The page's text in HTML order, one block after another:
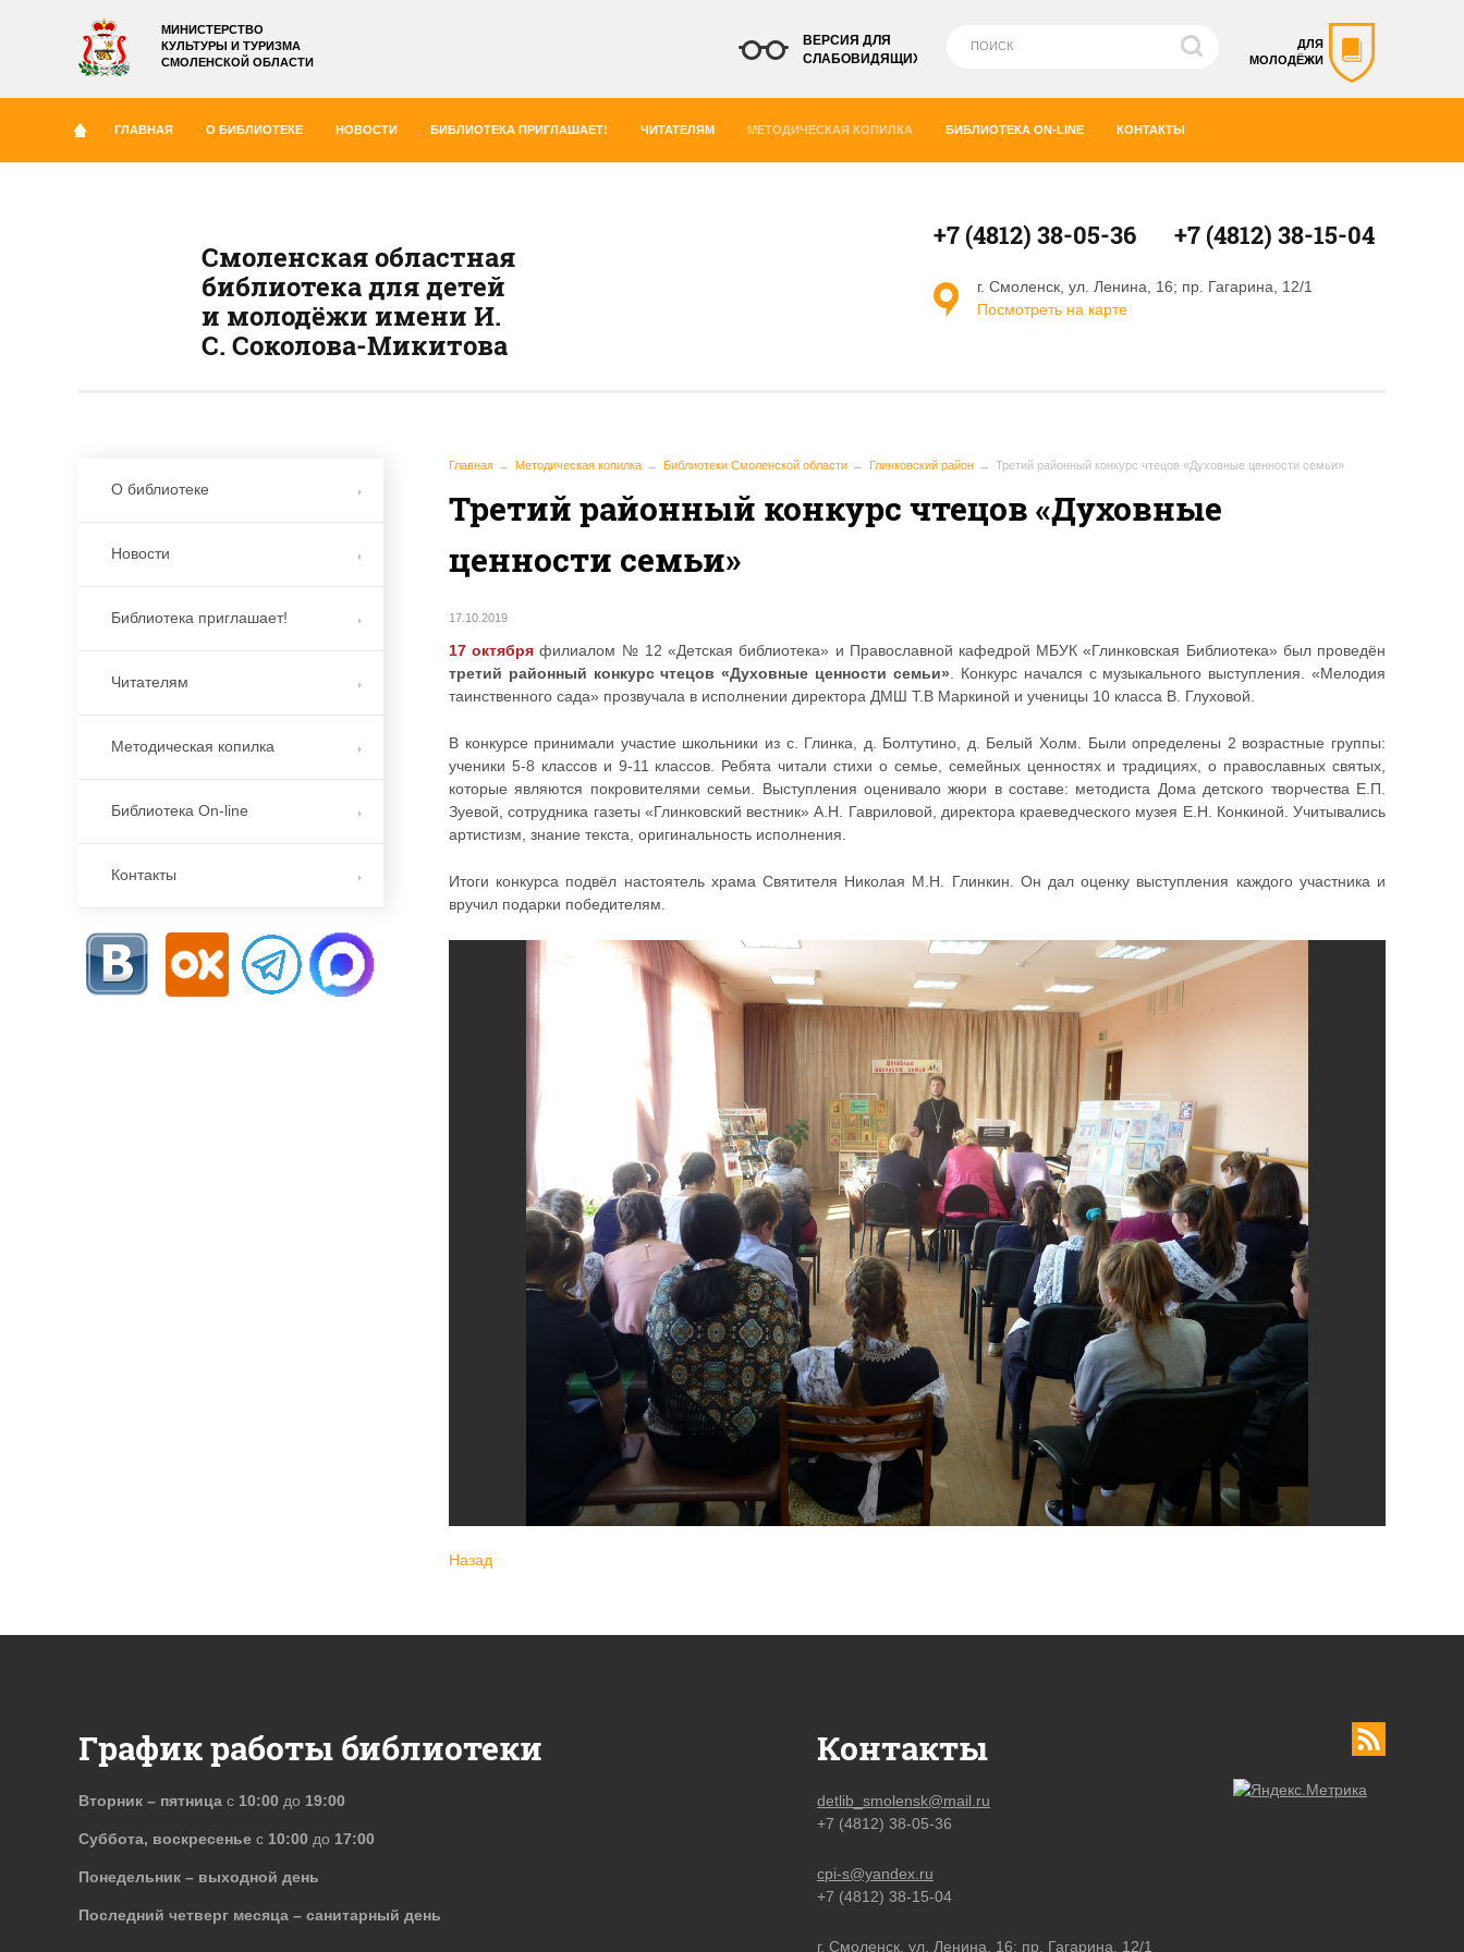
МИНИСТЕРСТВО
КУЛЬТУРЫ И ТУРИЗМА
СМОЛЕНСКОЙ ОБЛАСТИ
ДЛЯ
МОЛОДЁЖИ
ВЕРСИЯ ДЛЯ
СЛАБОВИДЯЩИХ
ГЛАВНАЯ О БИБЛИОТЕКЕ НОВОСТИ БИБЛИОТЕКА ПРИГЛАШАЕТ! ЧИТАТЕЛЯМ МЕТОДИЧЕСКАЯ КОПИЛКА БИБЛИОТЕКА ON-LINE КОНТАКТЫ
Смоленская областная
библиотека для детей
и молодёжи имени И.
С. Соколова-Микитова
+7 (4812) 38-05-36 +7 (4812) 38-15-04
г. Смоленск, ул. Ленина, 16; пр. Гагарина, 12/1
Посмотреть на карте
Главная Методическая копилка Библиотеки Смоленской области Глинковский район Третий районный конкурс чтецов «Духовные ценности семьи»
Третий районный конкурс чтецов «Духовные
ценности семьи»
17.10.2019
17 октября филиалом № 12 «Детская библиотека» и Православной кафедрой МБУК «Глинковская Библиотека» был проведён
третий районный конкурс чтецов «Духовные ценности семьи» . Конкурс начался с музыкального выступления. «Мелодия
таинственного сада» прозвучала в исполнении директора ДМШ Т.В Маркиной и ученицы 10 класса В. Глуховой.
В конкурсе принимали участие школьники из с. Глинка, д. Болтутино, д. Белый Холм. Были определены 2 возрастные группы:
ученики 5-8 классов и 9-11 классов. Ребята читали стихи о семье, семейных ценностях и традициях, о православных святых,
которые являются покровителями семьи. Выступления оценивало жюри в составе: методиста Дома детского творчества Е.П.
Зуевой, сотрудника газеты «Глинковский вестник» А.Н. Гавриловой, директора краеведческого музея Е.Н. Конкиной. Учитывались
артистизм, знание текста, оригинальность исполнения.
Итоги конкурса подвёл настоятель храма Святителя Николая М.Н. Глинкин. Он дал оценку выступления каждого участника и
вручил подарки победителям.
Назад
О библиотеке
Новости
Библиотека приглашает!
Читателям
Методическая копилка
Библиотека On-line
Контакты
Контакты
detlib_smolensk@mail.ru
+7 (4812) 38-05-36
cpi-s@yandex.ru
+7 (4812) 38-15-04
г. Смоленск, ул. Ленина, 16; пр. Гагарина, 12/1
График работы библиотеки
Вторник – пятница с 10:00 до 19:00
Суббота, воскресенье с 10:00 до 17:00
Понедельник – выходной день
Последний четверг месяца – санитарный день